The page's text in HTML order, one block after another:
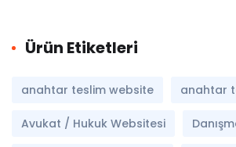
Ürün Etiketleri
anahtar teslim website anahtar
Avukat / Hukuk Websitesi